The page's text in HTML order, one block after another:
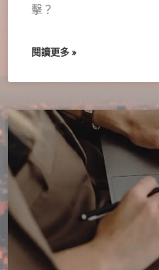
擊？
閱讀更多 »